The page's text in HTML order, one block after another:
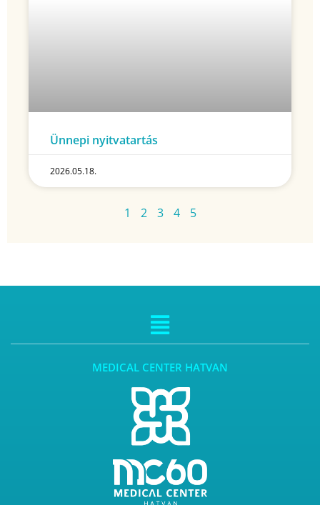
Ünnepi nyitvatartás
2026.05.18.
1 2 3 4 5
MEDICAL CENTER HATVAN